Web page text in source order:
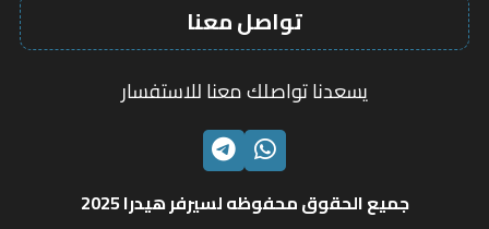
تواصل معنا
يسعدنا تواصلك معنا للاستفسار
الواتسابتليجرام
جميع الحقوق محفوظه لسيرفر هيدرا 2025